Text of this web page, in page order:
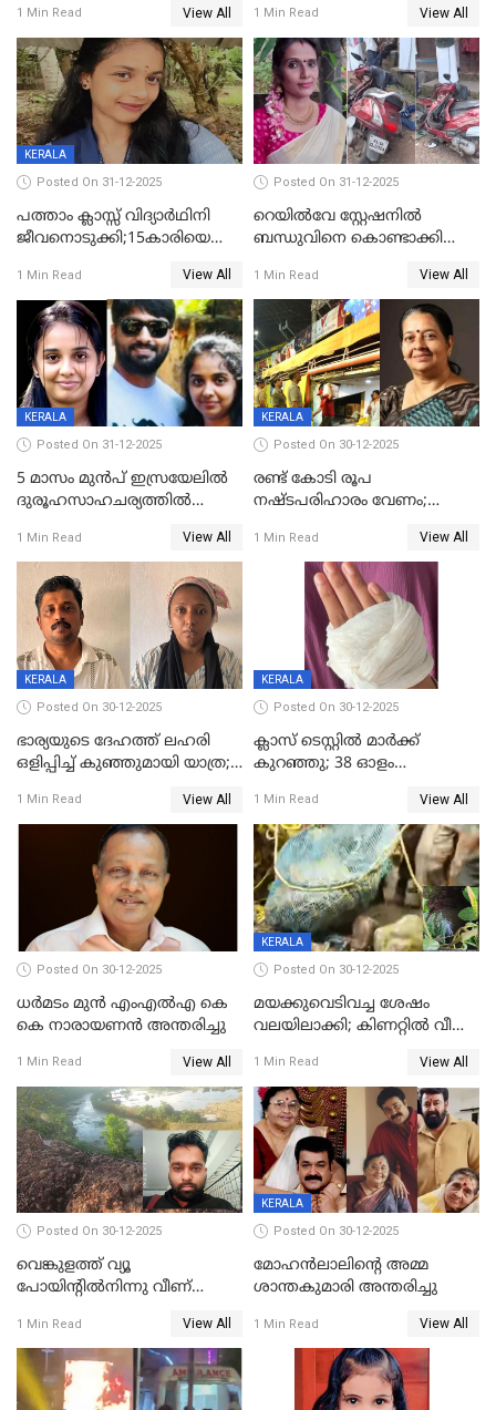
സംഭവം കൈതപ്പൊയിലില്‍
1 Min Read View All 1 Min Read View All
KERALA
Posted On 31-12-2025
പത്താം ക്ലാസ്സ് വിദ്യാര്‍ഥിനി
ജീവനൊടുക്കി;15കാരിയെ
കിടപ്പുമുറിയില്‍ തൂങ്ങി മരിച്ച
നിലയിൽ
1 Min Read View All
Posted On 31-12-2025
റെയിൽവേ സ്റ്റേഷനിൽ
ബന്ധുവിനെ കൊണ്ടാക്കി
ലോറി സ്കൂട്ടറിൽ ഇടിച്ചു :
യുവതിക്ക് ദാരുണാന്ത്യം
1 Min Read View All
KERALA
Posted On 31-12-2025
5 മാസം മുൻപ് ഇസ്രയേലിൽ
ദുരൂഹസാഹചര്യത്തിൽ
മലയാളി യുവാവിന്റെ ഭാര്യയും
മരിച്ചു
1 Min Read View All
KERALA
Posted On 30-12-2025
രണ്ട് കോടി രൂപ
നഷ്ടപരിഹാരം വേണം;
നോട്ടീസയച്ച് ഉമാ തോമസ്
1 Min Read View All
KERALA
Posted On 30-12-2025
ഭാര്യയുടെ ദേഹത്ത് ലഹരി
ഒളിപ്പിച്ച് കുഞ്ഞുമായി യാത്ര;
പിടികൂടി പൊലീസ്
1 Min Read View All
KERALA
Posted On 30-12-2025
ക്ലാസ് ടെസ്റ്റിൽ മാർക്ക്
കുറഞ്ഞു; 38 ഓളം
സെന്ററിലെ അധ്യാപകന്‍
മർദിച്ചതായി പരാതി
1 Min Read View All
Posted On 30-12-2025
ധർമടം മുൻ എംഎല്‍എ കെ
കെ നാരായണന്‍ അന്തരിച്ചു
1 Min Read View All
KERALA
Posted On 30-12-2025
മയക്കുവെടിവച്ച ശേഷം
വലയിലാക്കി; കിണറ്റിൽ വീണ
1 Min Read View All
Posted On 30-12-2025
വെങ്കുളത്ത് വ്യൂ
പോയിന്റിൽനിന്നു വീണ്
1 Min Read View All
KERALA
Posted On 30-12-2025
മോഹന്‍ലാലിന്‍റെ അമ്മ
ശാന്തകുമാരി അന്തരിച്ചു
1 Min Read View All